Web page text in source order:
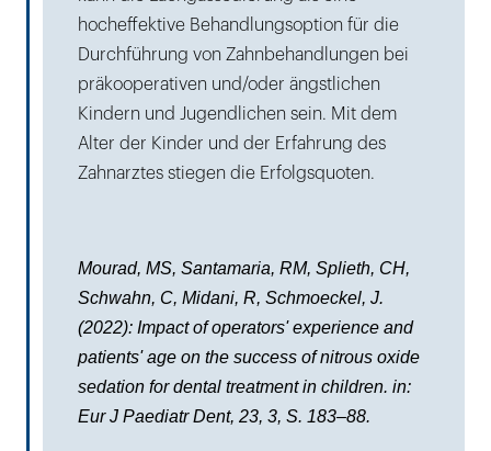
hocheffektive Behandlungsoption für die
Durchführung von Zahnbehandlungen bei
präkooperativen und/oder ängstlichen
Kindern und Jugendlichen sein. Mit dem
Alter der Kinder und der Erfahrung des
Zahnarztes stiegen die Erfolgsquoten.
Mourad, MS, Santamaria, RM, Splieth, CH,
Schwahn, C, Midani, R, Schmoeckel, J.
(2022): Impact of operators' experience and
patients' age on the success of nitrous oxide
sedation for dental treatment in children. in:
Eur J Paediatr Dent, 23, 3, S. 183–88.